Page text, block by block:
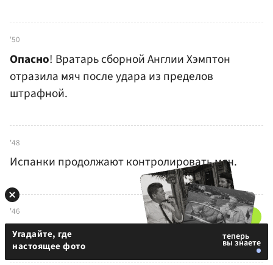
'50
Опасно! Вратарь сборной Англии Хэмптон
отразила мяч после удара из пределов
штрафной.
'48
Испанки продолжают контролировать мяч.
'46
Второй тайм начался!
Угадайте, где
настоящее фото